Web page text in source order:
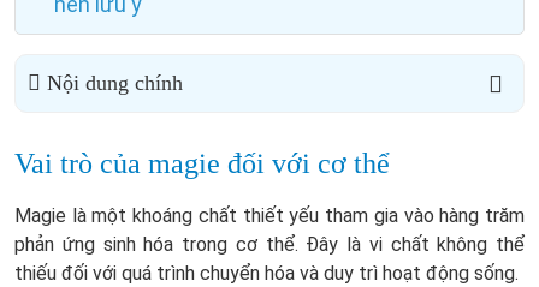
Nội dung chính
Vai trò của magie đối với cơ thể
Magie là một khoáng chất thiết yếu tham gia vào hàng trăm
phản ứng sinh hóa trong cơ thể. Đây là vi chất không thể
thiếu đối với quá trình chuyển hóa và duy trì hoạt động sống.